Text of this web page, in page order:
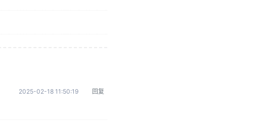
2025-02-18 11:50:19 回复